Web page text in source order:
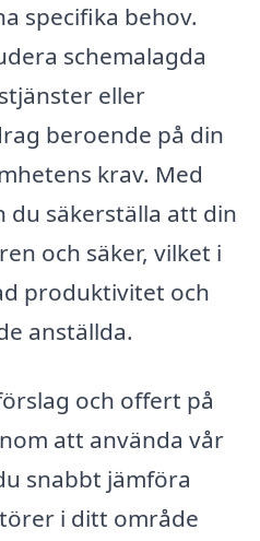
specifika behov.
schemalagda
eller
beroende på din
krav. Med
säkerställa att din
och säker, vilket i
produktivitet och
anställda.
och offert på
att använda vår
snabbt jämföra
i ditt område